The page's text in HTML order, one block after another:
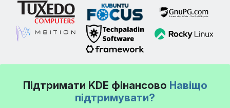
Підтримати KDE фінансово Навіщо
підтримувати?